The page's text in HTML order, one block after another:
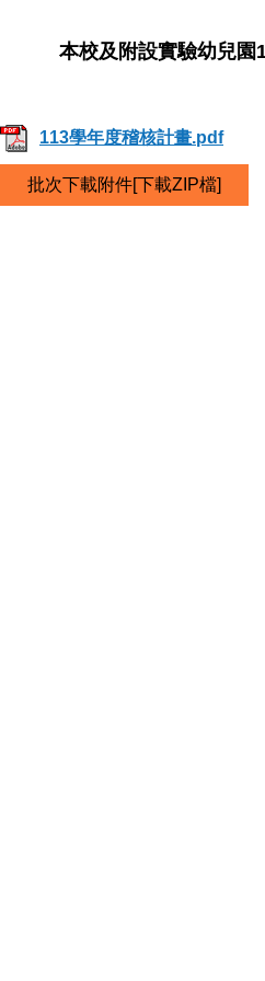
本校及附設實驗幼兒園
113學年度稽核計畫.pdf
批次下載附件[下載ZIP檔]